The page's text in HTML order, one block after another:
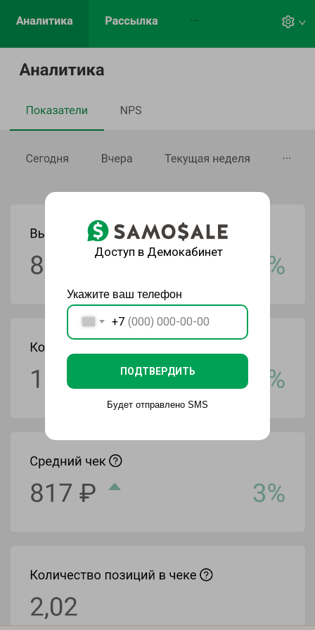
Доступ в Демокабинет
Укажите ваш телефон
+7
ПОДТВЕРДИТЬ
Будет отправлено SMS